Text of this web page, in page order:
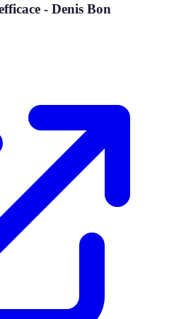
- Denis Bon